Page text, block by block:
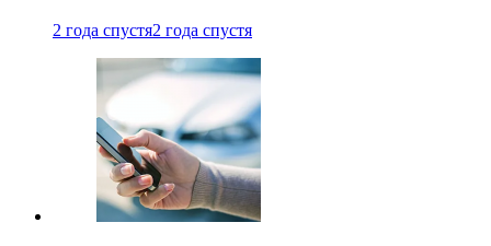
2 года спустя2 года спустя